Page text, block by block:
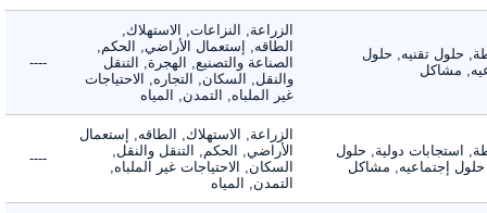
حلول تقنيه, حلول
مشاكل
الزراعة, النزاعات, الاستهلاك,
الطاقه, إستعمال الأراضي, الحكم,
الصناعة والتصنيع, الهجرة, التنقل
والنقل, السكان, التجاره, الاحتياجات
غير الملباه, التمدن, المياه
----
استجابات دولية, حلول
إجتماعيه, مشاكل
الزراعة, الاستهلاك, الطاقه, إستعمال
الأراضي, الحكم, التنقل والنقل,
السكان, الاحتياجات غير الملباه,
التمدن, المياه
----